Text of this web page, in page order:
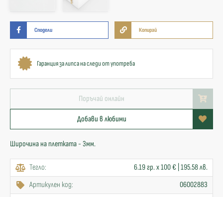
Сподели Копирай
Гаранция за липса на следи от употреба
Поръчай онлайн
Добави в любими
Широчина на плетката - 3мм.
Тегло:
6.19 гр. x 100 € | 195.58 лв.
Артикулен код:
06002883